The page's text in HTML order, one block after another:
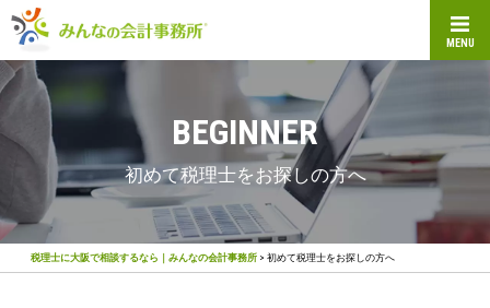
MENU
BEGINNER
初めて税理士をお探しの方へ
税理士に大阪で相談するなら｜みんなの会計事務所 > 初めて税理士をお探しの方へ